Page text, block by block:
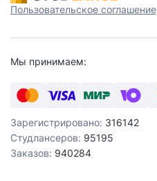
Пользовательское соглашение
Мы принимаем:
Зарегистрировано: 316142
Студлансеров: 95195
Заказов: 940284